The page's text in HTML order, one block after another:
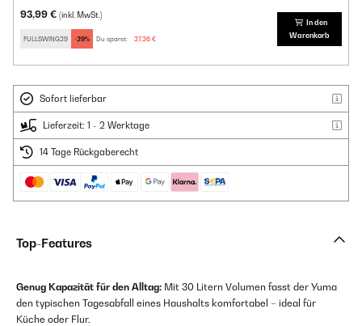
93,99 € (inkl. MwSt.)
FULLSWING29 -29% Du sparst: 27,26 €
In den
Warenkorb
Sofort lieferbar
Lieferzeit: 1 - 2 Werktage
14 Tage Rückgaberecht
Top-Features
Genug Kapazität für den Alltag: Mit 30 Litern Volumen fasst der Yuma
den typischen Tagesabfall eines Haushalts komfortabel – ideal für
Küche oder Flur.